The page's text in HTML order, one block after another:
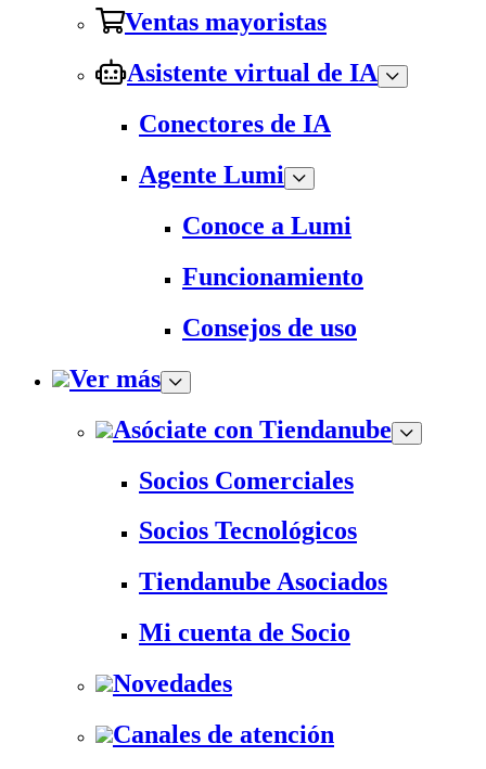
Ventas mayoristas
Asistente virtual de IA
Conectores de IA
Agente Lumi
Conoce a Lumi
Funcionamiento
Consejos de uso
Ver más
Asóciate con Tiendanube
Socios Comerciales
Socios Tecnológicos
Tiendanube Asociados
Mi cuenta de Socio
Novedades
Canales de atención